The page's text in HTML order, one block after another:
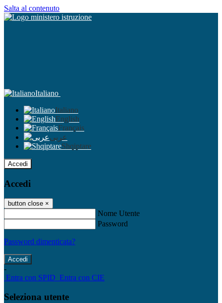
Salta al contenuto
Italiano
Italiano
English
Français
عربى
Shqiptare
Accedi
Accedi
button close ×
Nome Utente
Password
Password dimenticata?
-
Entra con SPID Entra con CIE
Seleziona utente